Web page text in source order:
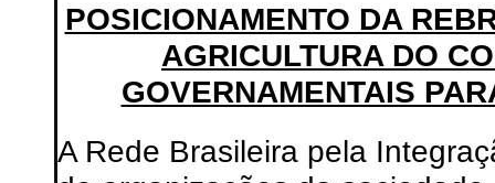
POSICIONAMENTO DA
AGRICULTURA DO
GOVERNAMENTAIS
A Rede Brasileira pela